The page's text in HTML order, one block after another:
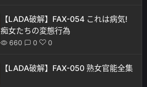
【LADA破解】FAX-054 これは病気!
痴女たちの変態行為
660 0 0
【LADA破解】FAX-050 熟女官能全集